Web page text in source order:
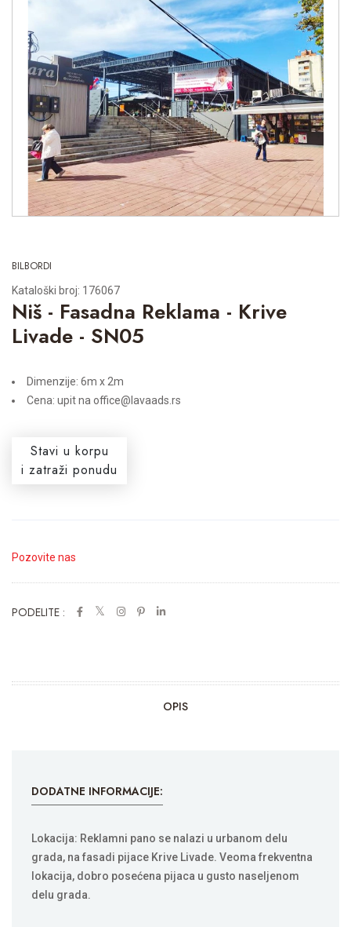
BILBORDI
Kataloški broj: 176067
Niš - Fasadna Reklama - Krive
Livade - SN05
Dimenzije: 6m x 2m
Cena: upit na office@lavaads.rs
Stavi u korpu
i zatraži ponudu
Pozovite nas
PODELITE :
OPIS
DODATNE INFORMACIJE:
Lokacija: Reklamni pano se nalazi u urbanom delu
grada, na fasadi pijace Krive Livade. Veoma frekventna
lokacija, dobro posećena pijaca u gusto naseljenom
delu grada.